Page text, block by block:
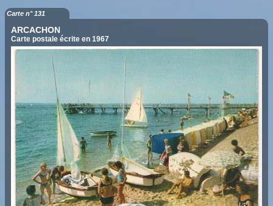
Carte n° 131
ARCACHON
Carte postale écrite en 1967